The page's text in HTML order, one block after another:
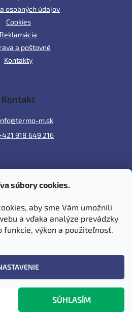
súbory cookies.
aby sme Vám umožnili
a vďaka analýze prevádzky
výkon a použiteľnosť.
SÚHLASÍM
osobných údajov
Cookies
Reklamácia
a poštovné
Kontakty
Kontakt
@termo-m.sk
918 649 216
online platby
. Všetky práva vyhradené.